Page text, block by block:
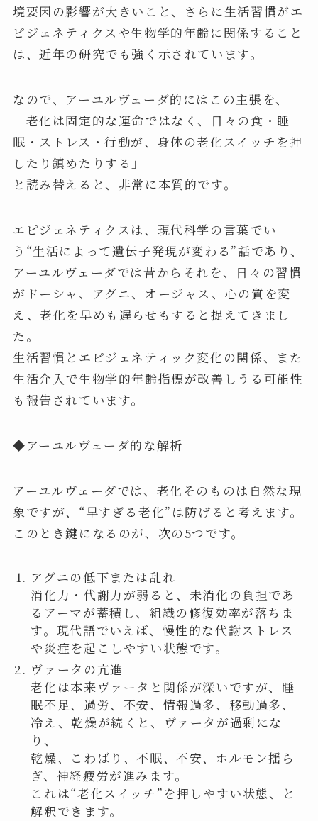
境要因の影響が大きいこと、さらに生活習慣がエ
ピジェネティクスや生物学的年齢に関係すること
は、近年の研究でも強く示されています。
なので、アーユルヴェーダ的にはこの主張を、
「老化は固定的な運命ではなく、日々の食・睡
眠・ストレス・行動が、身体の老化スイッチを押
したり鎮めたりする」
と読み替えると、非常に本質的です。
エピジェネティクスは、現代科学の言葉でい
う“生活によって遺伝子発現が変わる”話であり、
アーユルヴェーダでは昔からそれを、日々の習慣
がドーシャ、アグニ、オージャス、心の質を変
え、老化を早めも遅らせもすると捉えてきまし
た。
生活習慣とエピジェネティック変化の関係、また
生活介入で生物学的年齢指標が改善しうる可能性
も報告されています。
◆アーユルヴェーダ的な解析
アーユルヴェーダでは、老化そのものは自然な現
象ですが、“早すぎる老化”は防げると考えます。
このとき鍵になるのが、次の5つです。
アグニの低下または乱れ
消化力・代謝力が弱ると、未消化の負担であ
るアーマが蓄積し、組織の修復効率が落ちま
す。現代語でいえば、慢性的な代謝ストレス
や炎症を起こしやすい状態です。
ヴァータの亢進
老化は本来ヴァータと関係が深いですが、睡
眠不足、過労、不安、情報過多、移動過多、
冷え、乾燥が続くと、ヴァータが過剰にな
り、
乾燥、こわばり、不眠、不安、ホルモン揺ら
ぎ、神経疲労が進みます。
これは“老化スイッチ”を押しやすい状態、と
解釈できます。